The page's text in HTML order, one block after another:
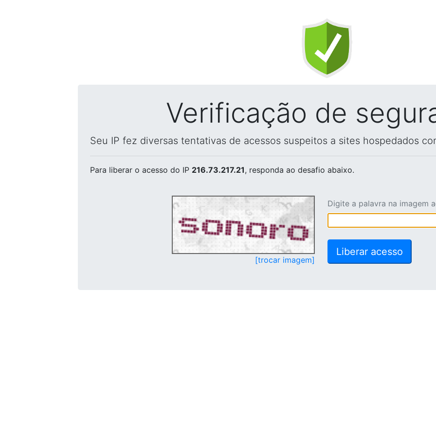
Verificação de
Seu IP fez diversas tentativas de acessos suspeitos a sites hospedados
Para liberar o acesso do IP 216.73.217.21, responda ao desafio abaixo.
[trocar imagem]
Digite a palavra na imagem